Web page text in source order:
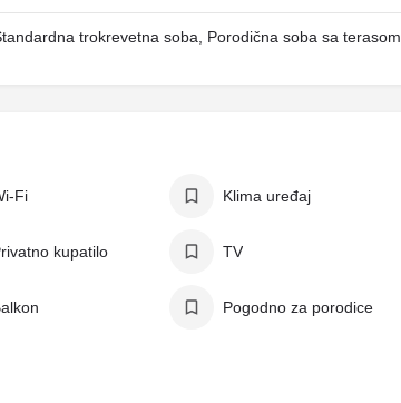
trokrevetna soba, Porodična soba sa terasom
Fi Klima uređaj
kupatilo TV
Pogodno za porodice